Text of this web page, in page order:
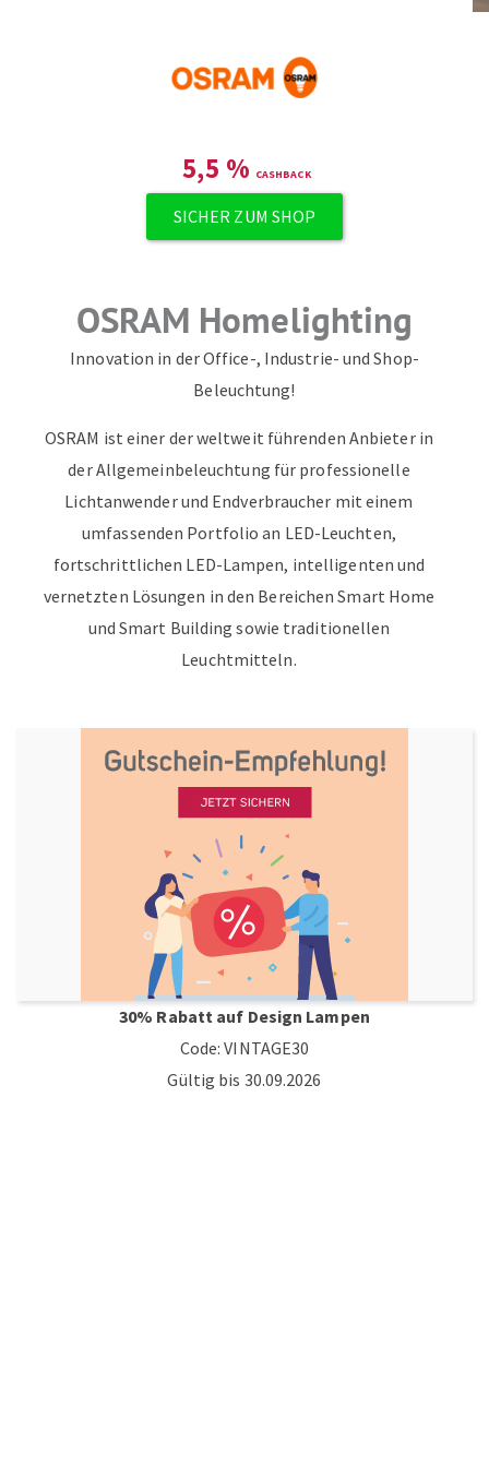
5,5 %
SICHER ZUM SHOP
OSRAM Homelighting
Innovation in der Office-, Industrie- und Shop-
Beleuchtung!
OSRAM ist einer der weltweit führenden Anbieter in
der Allgemeinbeleuchtung für professionelle
Lichtanwender und Endverbraucher mit einem
umfassenden Portfolio an LED-Leuchten,
fortschrittlichen LED-Lampen, intelligenten und
vernetzten Lösungen in den Bereichen Smart Home
und Smart Building sowie traditionellen
Leuchtmitteln.
30% Rabatt auf Design Lampen
Code: VINTAGE30
Gültig bis 30.09.2026